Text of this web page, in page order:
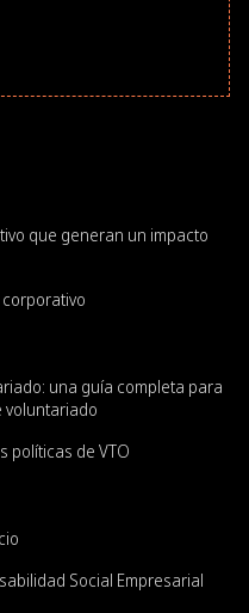
que generan un impacto
una guía completa para
voluntariado
políticas de VTO
Social Empresarial